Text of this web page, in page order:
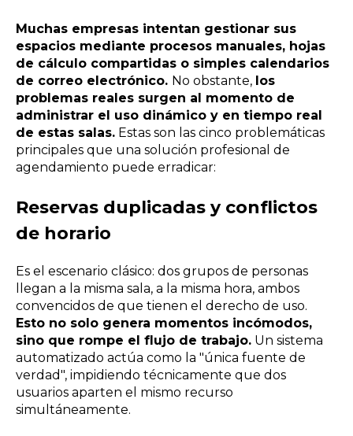
Muchas empresas intentan gestionar sus
espacios mediante procesos manuales, hojas
de cálculo compartidas o simples calendarios
de correo electrónico. No obstante, los
problemas reales surgen al momento de
administrar el uso dinámico y en tiempo real
de estas salas. Estas son las cinco problemáticas
principales que una solución profesional de
agendamiento puede erradicar:
Reservas duplicadas y conflictos
de horario
Es el escenario clásico: dos grupos de personas
llegan a la misma sala, a la misma hora, ambos
convencidos de que tienen el derecho de uso.
Esto no solo genera momentos incómodos,
sino que rompe el flujo de trabajo. Un sistema
automatizado actúa como la "única fuente de
verdad", impidiendo técnicamente que dos
usuarios aparten el mismo recurso
simultáneamente.